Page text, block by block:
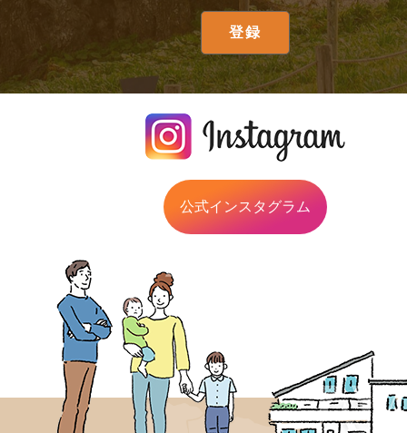
公式インスタグラム